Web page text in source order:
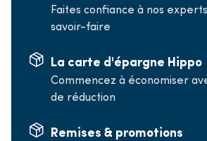
Faites confiance à nos
savoir-faire
La carte d'épargne Hippo
Commencez à économiser
de réduction
Remises & promotions